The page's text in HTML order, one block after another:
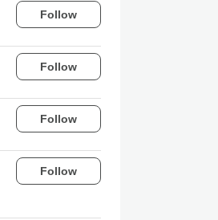
Follow
Follow
Follow
Follow